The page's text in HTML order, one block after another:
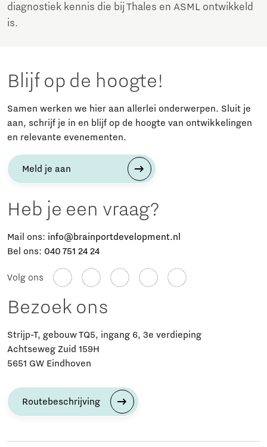
diagnostiek kennis die bij Thales en ASML ontwikkeld
is.
Blijf op de hoogte!
Samen werken we hier aan allerlei onderwerpen. Sluit je
aan, schrijf je in en blijf op de hoogte van ontwikkelingen
en relevante evenementen.
Meld je aan
Heb je een vraag?
Mail ons: info@brainportdevelopment.nl
Bel ons: 040 751 24 24
Volg ons
Bezoek ons
Strijp-T, gebouw TQ5, ingang 6, 3e verdieping
Achtseweg Zuid 159H
5651 GW Eindhoven
Routebeschrijving